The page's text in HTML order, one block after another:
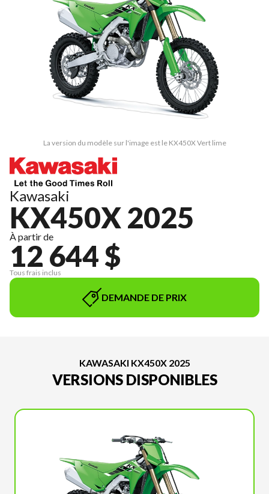
La version du modèle sur l'image est le KX450X Vert lime
Kawasaki
KX450X 2025
À partir de
12 644 $
Tous frais inclus
DEMANDE DE PRIX
KAWASAKI KX450X 2025
VERSIONS DISPONIBLES